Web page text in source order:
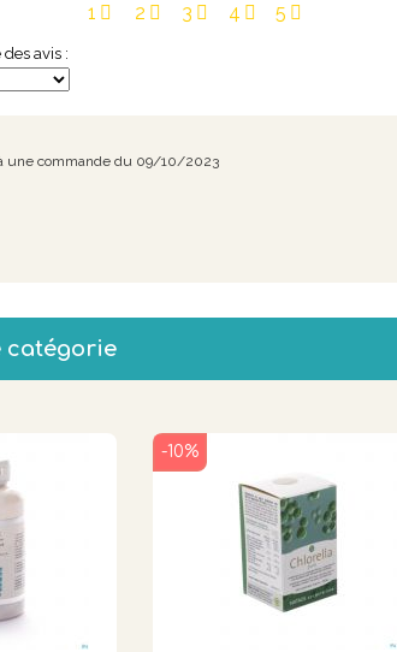
1 2 3 4 5
avis :
une commande du 09/10/2023
catégorie
-10%